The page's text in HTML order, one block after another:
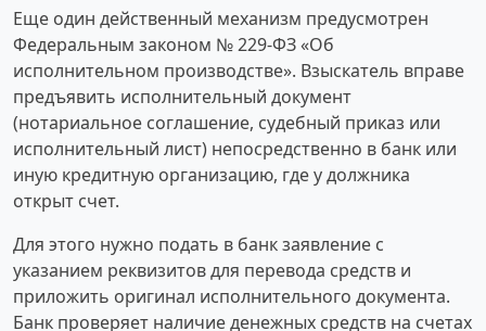
Еще один действенный механизм предусмотрен
Федеральным законом № 229-ФЗ «Об
исполнительном производстве». Взыскатель вправе
предъявить исполнительный документ
(нотариальное соглашение, судебный приказ или
исполнительный лист) непосредственно в банк или
иную кредитную организацию, где у должника
открыт счет.
Для этого нужно подать в банк заявление с
указанием реквизитов для перевода средств и
приложить оригинал исполнительного документа.
Банк проверяет наличие денежных средств на счетах